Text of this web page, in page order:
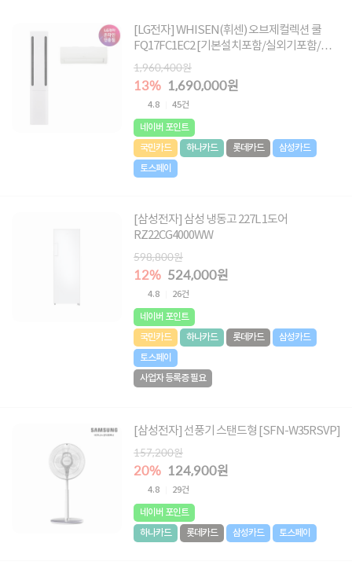
[LG전자] WHISEN(휘센) 오브제컬렉션 쿨
FQ17FC1EC2 [기본설치포함/실외기포함/일
반배관/수도권충청강원경상전라]
1,960,400원
13% 1,690,000원
4.8 45건
네이버 포인트
국민카드
하나카드 롯데카드
삼성카드
토스페이
[삼성전자] 삼성 냉동고 227L 1도어
RZ22CG4000WW
598,800원
12% 524,000원
4.8 26건
네이버 포인트
국민카드
하나카드 롯데카드
삼성카드
토스페이
사업자 등록증 필요
[삼성전자] 선풍기 스탠드형 [SFN-W35RSVP]
157,200원
20% 124,900원
4.8 29건
네이버 포인트
하나카드
롯데카드 삼성카드 토스페이